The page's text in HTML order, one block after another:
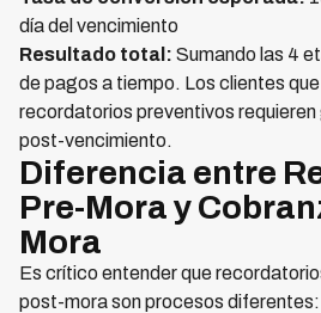
día del vencimiento
Resultado total: Sumando las 4
de pagos a tiempo. Los clientes
recordatorios preventivos
post-vencimiento.
Diferencia entre
Pre-Mora y
Mora
Es crítico entender que
post-mora son procesos diferentes: